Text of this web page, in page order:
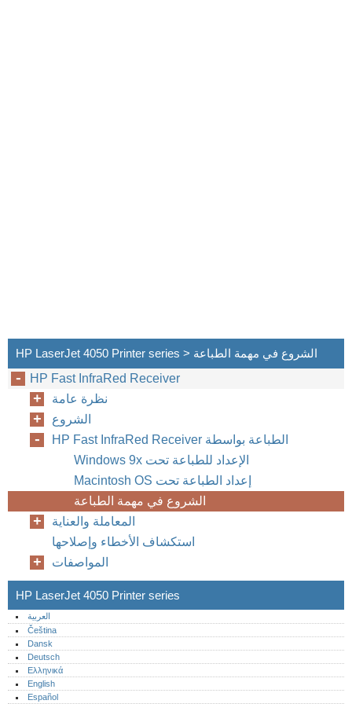
AR
HP LaserJet 4050 Printer series > الشروع في مهمة الطباعة
HP Fast InfraRed Receiver
نظرة عامة
الشروع
Windows 9x الإعداد للطباعة تحت
Macintosh OS إعداد الطباعة تحت
الشروع في مهمة الطباعة
المعاملة والعناية
استكشاف الأخطاء وإصلاحها
المواصفات
HP LaserJet 4050 Printer series
العربية
Čeština
Dansk
Deutsch
Ελληνικά
English
Español